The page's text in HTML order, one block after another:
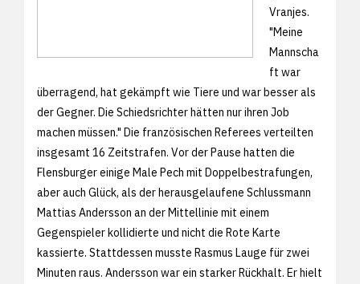
Vranjes.
"Meine
Mannscha
ft war
überragend, hat gekämpft wie Tiere und war besser als
der Gegner. Die Schiedsrichter hätten nur ihren Job
machen müssen." Die französischen Referees verteilten
insgesamt 16 Zeitstrafen. Vor der Pause hatten die
Flensburger einige Male Pech mit Doppelbestrafungen,
aber auch Glück, als der herausgelaufene Schlussmann
Mattias Andersson an der Mittellinie mit einem
Gegenspieler kollidierte und nicht die Rote Karte
kassierte. Stattdessen musste Rasmus Lauge für zwei
Minuten raus. Andersson war ein starker Rückhalt. Er hielt